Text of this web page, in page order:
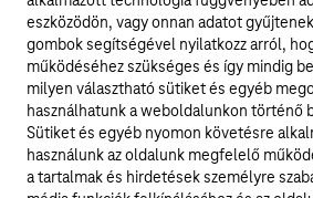
Adatvédelem
Felhívások
eszközödön, vagy onnan adatot
gombok segítségével nyilatkozz arról,
működéséhez szükséges és így mindig
milyen választható sütiket és egyéb
használhatunk a weboldalunkon történő
Sütiket és egyéb nyomon követésre
használunk az oldalunk megfelelő
a tartalmak és hirdetések személyre